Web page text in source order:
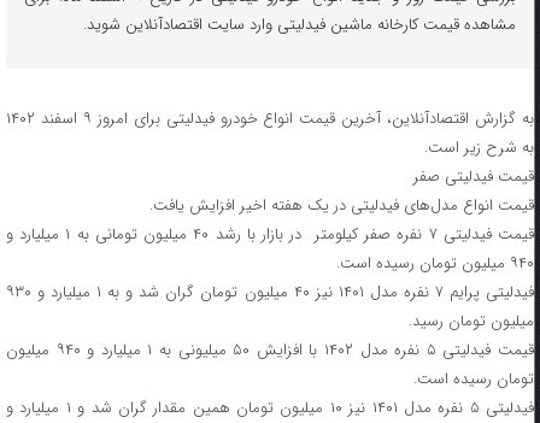
مشاهده قیمت کارخانه ماشین فیدلیتی وارد سایت اقتصادآنلاین شوید.
به گزارش اقتصادآنلاین، آخرین قیمت انواع خودرو فیدلیتی برای امروز ۹ اسفند ۱۴۰۲
به شرح زیر است.
قیمت فیدلیتی صفر
قیمت انواع مدل‌های فیدلیتی در یک هفته اخیر افزایش یافت.
قیمت فیدلیتی ۷ نفره صفر کیلومتر در بازار با رشد ۴۰ میلیون تومانی به ۱ میلیارد و
۹۴۰ میلیون تومان رسیده است.
فیدلیتی پرایم ۷ نفره مدل ۱۴۰۱ نیز ۴۰ میلیون تومان گران شد و به ۱ میلیارد و ۹۳۰
میلیون تومان رسید.
قیمت فیدلیتی ۵ نفره مدل ۱۴۰۲ با افزایش ۵۰ میلیونی به ۱ میلیارد و ۹۴۰ میلیون
تومان رسیده است.
فیدلیتی ۵ نفره مدل ۱۴۰۱ نیز ۱۰ میلیون تومان همین مقدار گران شد و ۱ میلیارد و